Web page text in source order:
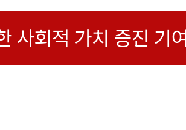
사회적 가치 증진 기여